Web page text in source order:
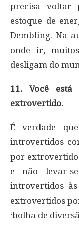
precisa voltar
estoque de
Dembling. Na
onde ir,
desligam do
11. Você
extrovertido.
É verdade
introvertidos
por
e não levar-
introvertidos
extrovertidos
‘bolha de